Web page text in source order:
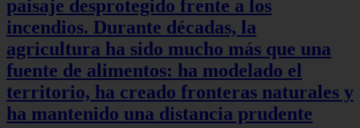
paisaje desprotegido frente a los
incendios. Durante décadas, la
agricultura ha sido mucho más que una
fuente de alimentos: ha modelado el
territorio, ha creado fronteras naturales y
ha mantenido una distancia prudente